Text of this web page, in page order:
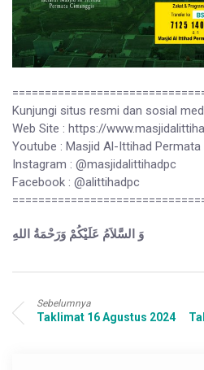
Kunjungi situs resmi dan sosial
Web Site : https://
Youtube : Masjid Al-Ittihad Permata
Instagram : @masjidalittihadpc
Facebook : @alittihadpc
وَ السَّلاَمُ عَلَيْكُمْ وَرَحْمَةُ اللهِ
Sebelumnya
Taklimat 16 Agustus 2024